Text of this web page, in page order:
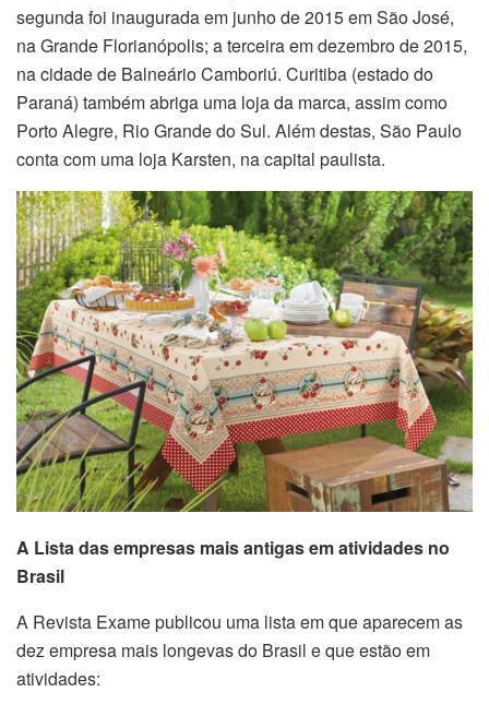
segunda foi inaugurada em junho de 2015 em São José,
na Grande Florianópolis; a terceira em dezembro de 2015,
na cidade de Balneário Camboriú. Curitiba (estado do
Paraná) também abriga uma loja da marca, assim como
Porto Alegre, Rio Grande do Sul. Além destas, São Paulo
conta com uma loja Karsten, na capital paulista.
A Lista das empresas mais antigas em atividades no
Brasil
A Revista Exame publicou uma lista em que aparecem as
dez empresa mais longevas do Brasil e que estão em
atividades: